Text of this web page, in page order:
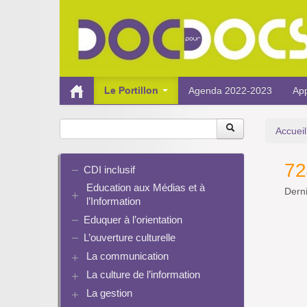
Le Portillon Agenda 2022-2023
Accueil
CDI inclusif
Education aux Médias et à
l’Information
EMI et translittératie
La culture de la participation
Identité / Présence numérique /
Traces
Eduquer à l’orientation
L’ouverture culturelle
La communication
Plaquettes de communication
Présence numérique du CDI
La culture de l’information
Ressources pour penser une
La gestion